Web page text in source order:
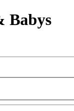
Babys